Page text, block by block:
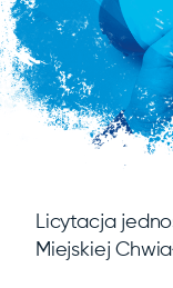
Licytacja
Miejskiej